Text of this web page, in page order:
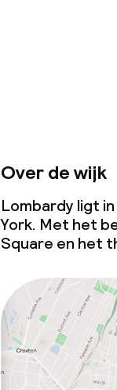
Over de wijk
Lombardy ligt
York. Met het
Square en het